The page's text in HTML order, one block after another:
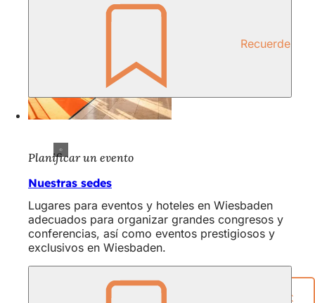
Recuerde
Planificar un evento
Nuestras sedes
Lugares para eventos y hoteles en Wiesbaden
adecuados para organizar grandes congresos y
conferencias, así como eventos prestigiosos y
exclusivos en Wiesbaden.
Compartir página